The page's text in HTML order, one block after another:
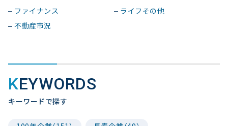
ファイナンス
不動産市況
ライフその他
KEYWORDS
キーワードで探す